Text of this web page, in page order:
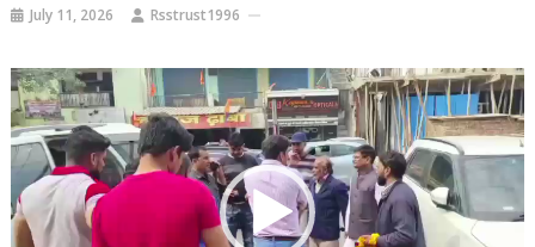
July 11, 2026 Rsstrust1996
Video
Player